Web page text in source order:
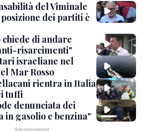
del Viminale
dei partiti è
di andare
risarcimenti"
israeliane nel
Mar Rosso
rientra in Italia
tuffi
denunciata dei
in gasolio e benzina"